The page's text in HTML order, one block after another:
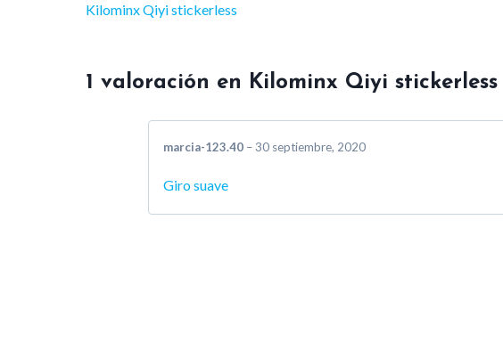
Kilominx Qiyi stickerless
1 valoración en Kilominx Qiyi stickerless
marcia-123.40 –30 septiembre, 2020
Giro suave